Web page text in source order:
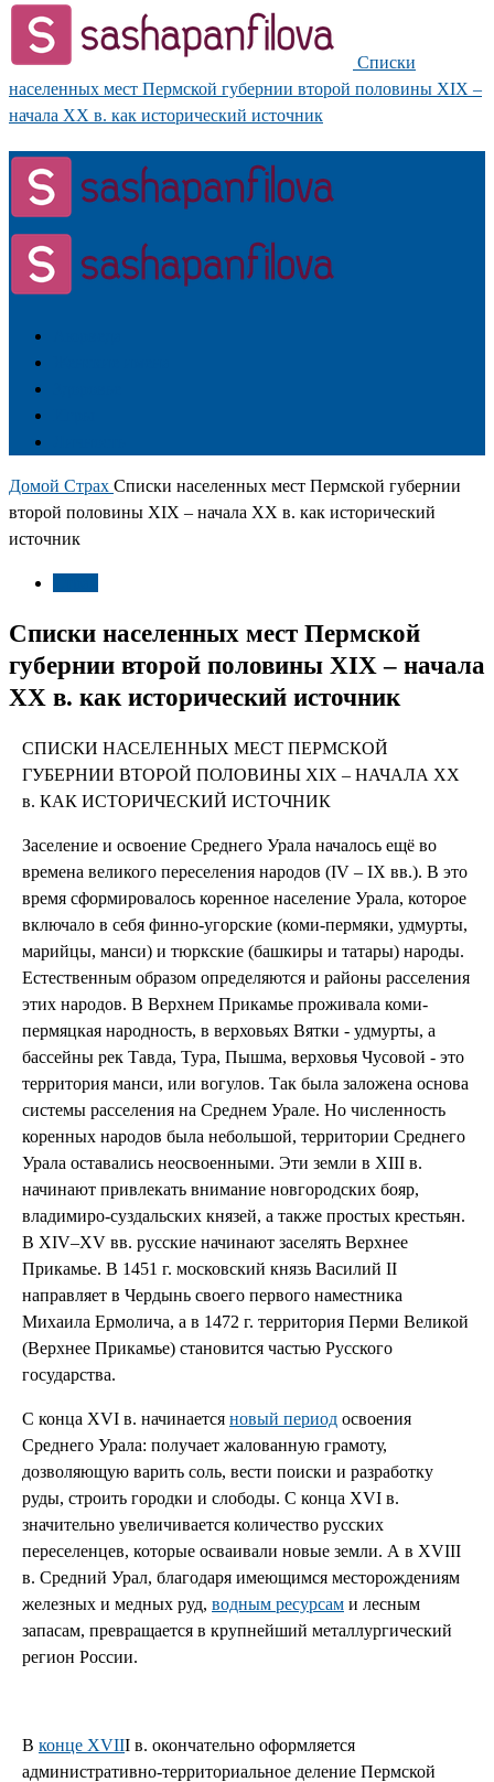
Списки
населенных мест Пермской губернии второй половины XIX –
начала XX в. как исторический источник
Домой Страх Списки населенных мест Пермской губернии
второй половины XIX – начала XX в. как исторический
источник
Списки населенных мест Пермской
губернии второй половины XIX – начала
XX в. как исторический источник
СПИСКИ НАСЕЛЕННЫХ МЕСТ ПЕРМСКОЙ
ГУБЕРНИИ ВТОРОЙ ПОЛОВИНЫ XIX – НАЧАЛА XX
в. КАК ИСТОРИЧЕСКИЙ ИСТОЧНИК
Заселение и освоение Среднего Урала началось ещё во
времена великого переселения народов (IV – IX вв.). В это
время сформировалось коренное население Урала, которое
включало в себя финно-угорские (коми-пермяки, удмурты,
марийцы, манси) и тюркские (башкиры и татары) народы.
Естественным образом определяются и районы расселения
этих народов. В Верхнем Прикамье проживала коми-
пермяцкая народность, в верховьях Вятки - удмурты, а
бассейны рек Тавда, Тура, Пышма, верховья Чусовой - это
территория манси, или вогулов. Так была заложена основа
системы расселения на Среднем Урале. Но численность
коренных народов была небольшой, территории Среднего
Урала оставались неосвоенными. Эти земли в XIII в.
начинают привлекать внимание новгородских бояр,
владимиро-суздальских князей, а также простых крестьян.
В XIV–XV вв. русские начинают заселять Верхнее
Прикамье. В 1451 г. московский князь Василий II
направляет в Чердынь своего первого наместника
Михаила Ермолича, а в 1472 г. территория Перми Великой
(Верхнее Прикамье) становится частью Русского
государства.
С конца XVI в. начинается новый период освоения
Среднего Урала: получает жалованную грамоту,
дозволяющую варить соль, вести поиски и разработку
руды, строить городки и слободы. С конца XVI в.
значительно увеличивается количество русских
переселенцев, которые осваивали новые земли. А в XVIII
в. Средний Урал, благодаря имеющимся месторождениям
железных и медных руд, водным ресурсам и лесным
запасам, превращается в крупнейший металлургический
регион России.
В конце XVIII в. окончательно оформляется
административно-территориальное деление Пермской